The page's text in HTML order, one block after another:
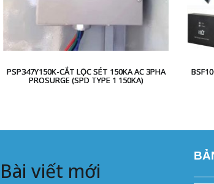
PSP347Y150K-CẮT LỌC SÉT 150KA AC 3PHA
PROSURGE (SPD TYPE 1 150KA)
Bài viết mới